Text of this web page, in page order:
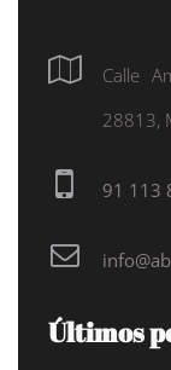
Calle
28813,
91 113
Últimos